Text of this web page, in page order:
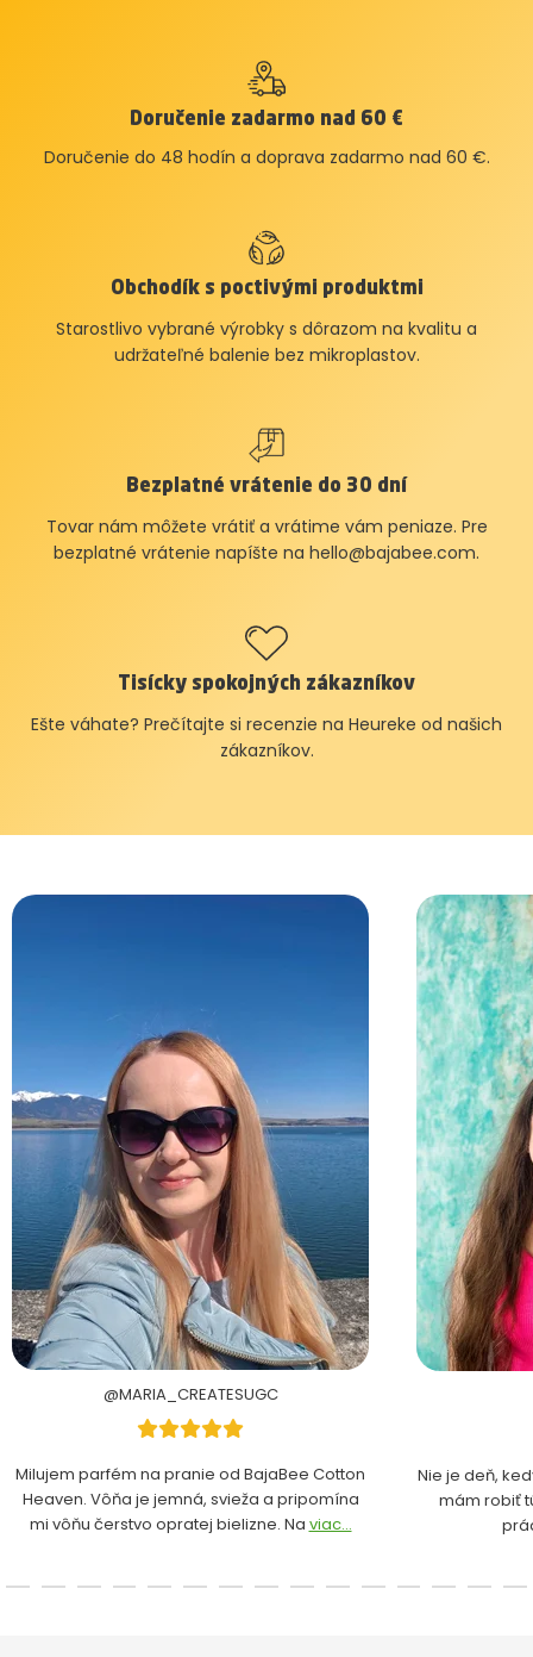
Doručenie zadarmo nad 60 €
Doručenie do 48 hodín a doprava zadarmo nad 60 €.
Obchodík s poctivými produktmi
Starostlivo vybrané výrobky s dôrazom na kvalitu a
udržateľné balenie bez mikroplastov.
Bezplatné vrátenie do 30 dní
Tovar nám môžete vrátiť a vrátime vám peniaze. Pre
bezplatné vrátenie napíšte na hello@bajabee.com.
Tisícky spokojných zákazníkov
Ešte váhate? Prečítajte si recenzie na Heureke od našich
zákazníkov.
@MARIA_CREATESUGC
Milujem parfém na pranie od BajaBee Cotton
Heaven. Vôňa je jemná, svieža a pripomína
mi vôňu čerstvo opratej bielizne. Na viac...
Nie je deň,
mám robiť